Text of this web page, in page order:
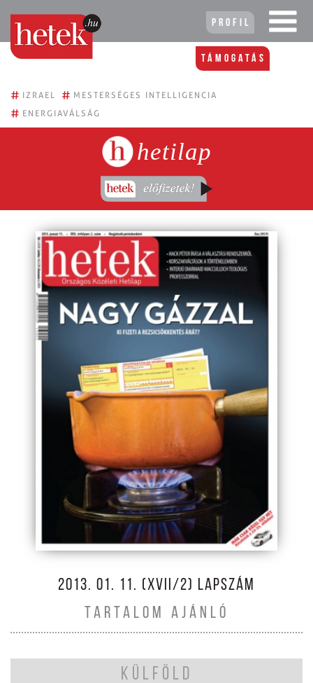
Profil
Támogatás
# IZRAEL # MESTERSÉGES INTELLIGENCIA
# ENERGIAVÁLSÁG
hetilap
2013. 01. 11. (XVII/2) LAPSZÁM
TARTALOM AJÁNLÓ
KÜLFÖLD